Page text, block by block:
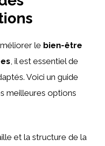
le bien-être
, il est essentiel de
Voici un guide
meilleures options
et la structure de la